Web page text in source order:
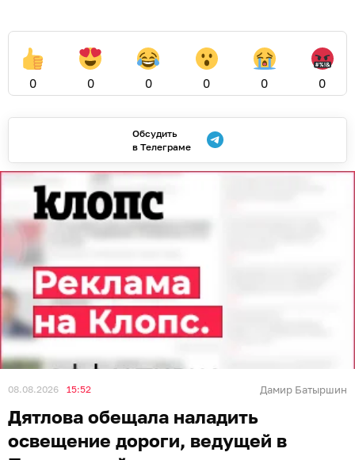
0 0 0 0 0 0
Обсудить
в Телеграме
08.08.2026 15:52 Дамир Батыршин
Дятлова обещала наладить
освещение дороги, ведущей в